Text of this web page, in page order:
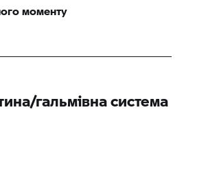
моменту
гальмівна система